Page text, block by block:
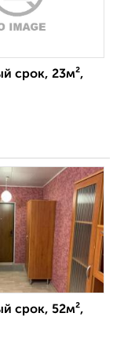
срок, 23м²,
срок, 52м²,